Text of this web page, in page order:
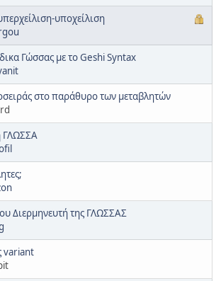
υποχείλιση
Γώσσας με το Geshi Syntax
στο παράθυρο των μεταβλητών
ΓΛΩΣΣΑ
Διερμηνευτή της ΓΛΩΣΣΑΣ
variant